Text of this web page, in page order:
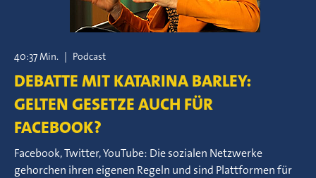
40:37 Min. | Podcast
DEBATTE MIT KATARINA BARLEY:
GELTEN GESETZE AUCH FÜR
FACEBOOK?
Facebook, Twitter, YouTube: Die sozialen Netzwerke
gehorchen ihren eigenen Regeln und sind Plattformen für